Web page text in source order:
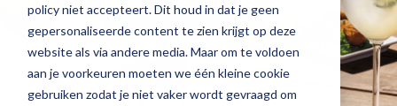
policy niet accepteert. Dit houd in dat je geen
gepersonaliseerde content te zien krijgt op deze
website als via andere media. Maar om te voldoen
aan je voorkeuren moeten we één kleine cookie
gebruiken zodat je niet vaker wordt gevraagd om